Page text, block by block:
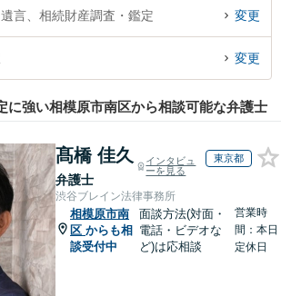
な近くの弁護士を検索したい』『初回相談無料で相続
できる相模原市南区内の弁護士に相談予約したい』
におすすめです。
言、相続財産調査・鑑定 変更
変更
に強い相模原市南区から相談可能な弁護士
髙橋 佳久
弁護士
インタビュ
ーを見る
東京都
渋谷ブレイン法律事務所
相模原市南
区 からも相
談受付中
面談方法(対面・
電話・ビデオな
ど)は応相談
営業時
間：本日
定休日